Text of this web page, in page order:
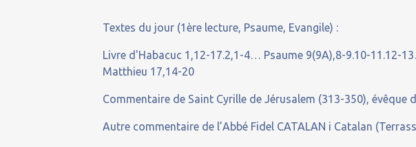
Textes du jour (1ère lecture, Psaume, Evangile) :
Livre d'Habacuc 1,12-17.2,1-4… Psaume 9(9A),8-9.10-11.12-
Matthieu 17,14-20
Commentaire de Saint Cyrille de Jérusalem (313-350), évêque
Autre commentaire de l’Abbé Fidel CATALAN i Catalan